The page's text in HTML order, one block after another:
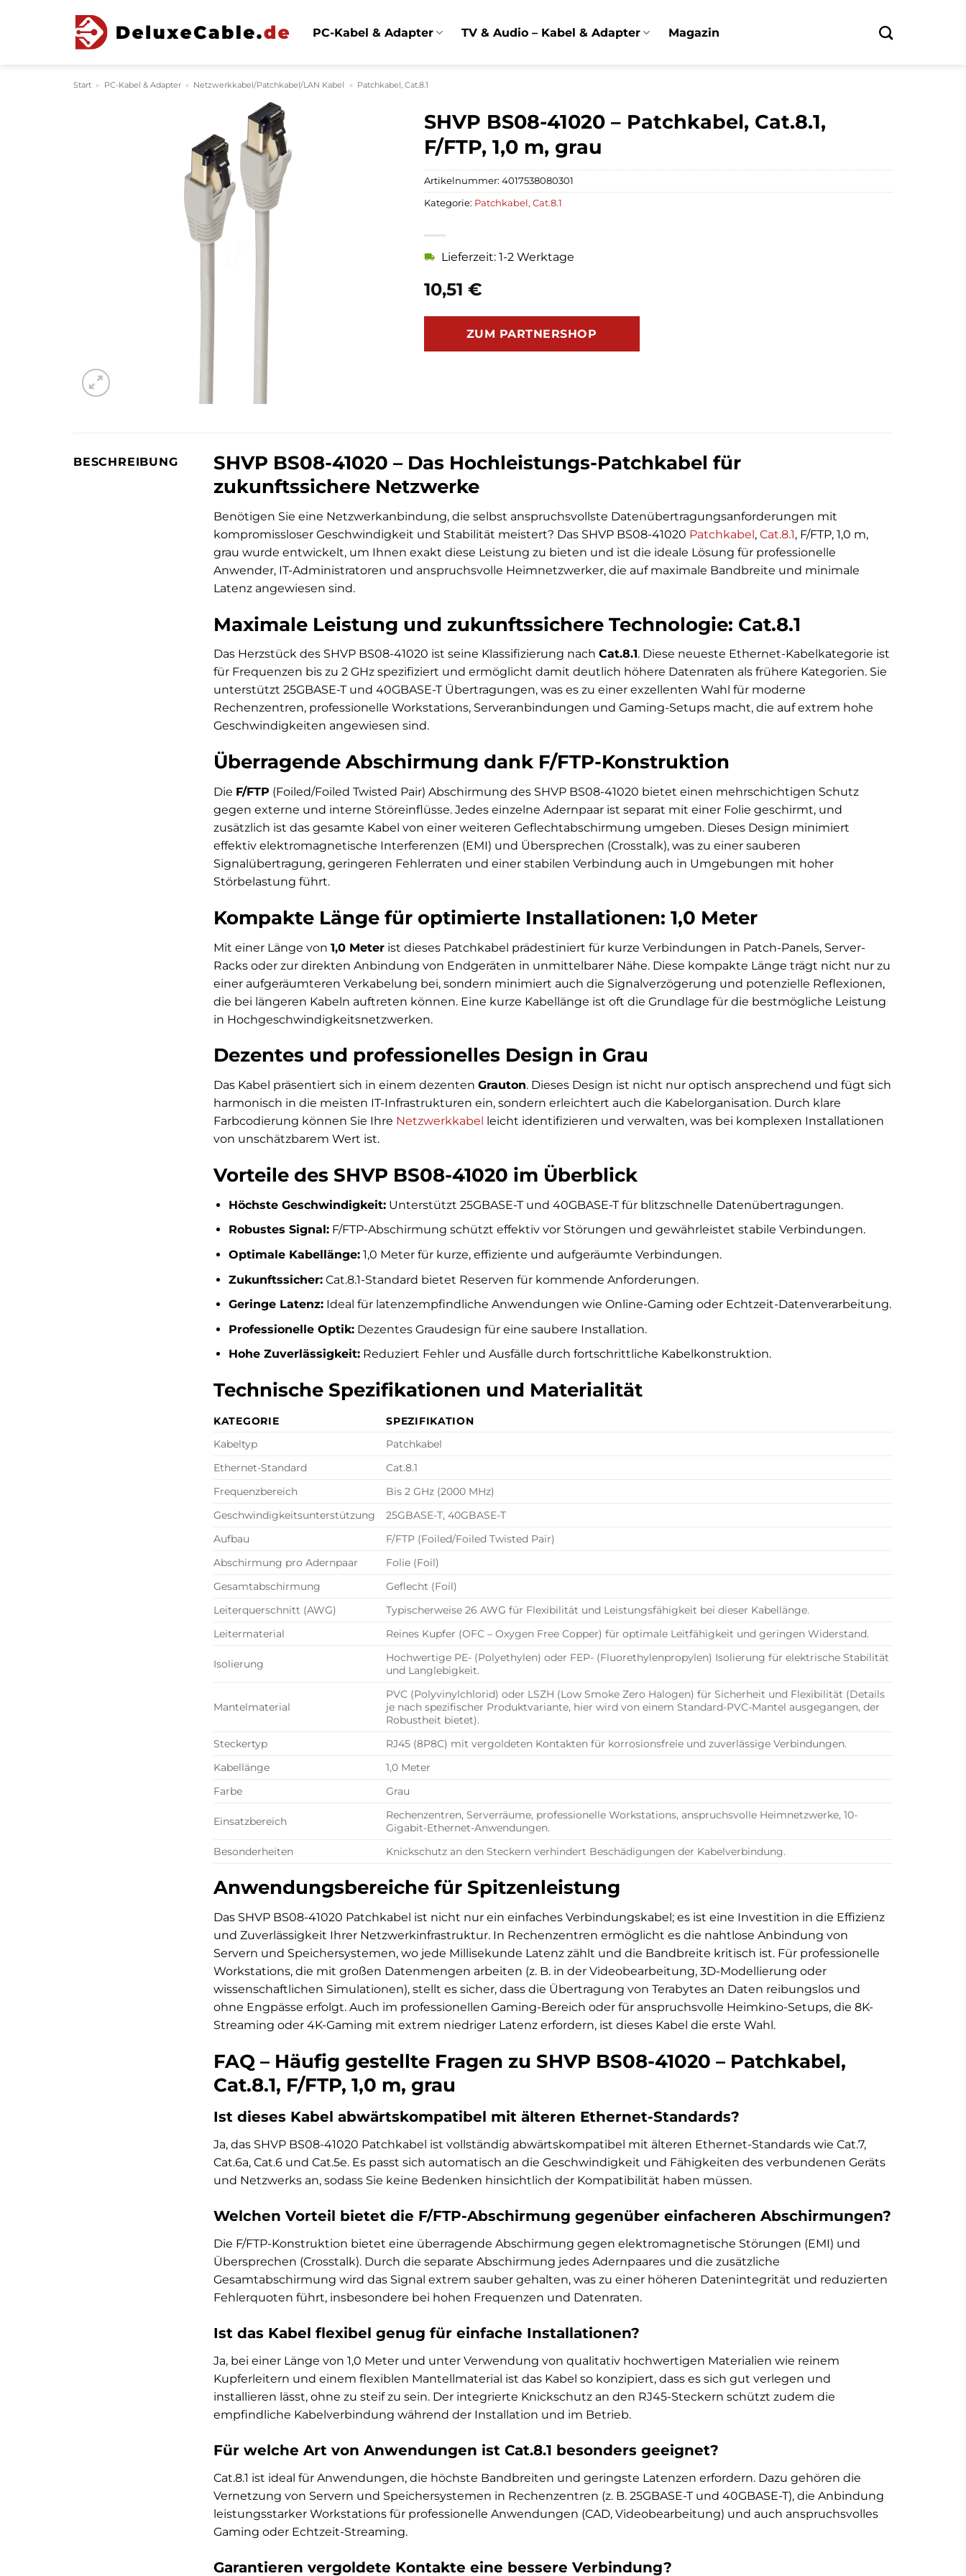
PC-Kabel & Adapter TV & Audio – Kabel & Adapter Magazin
Start » PC-Kabel & Adapter » Netzwerkkabel/Patchkabel/LAN Kabel » Patchkabel, Cat.8.1
SHVP BS08-41020 – Patchkabel, Cat.8.1,
F/FTP, 1,0 m, grau
10,51 €
Lieferzeit: 1-2 Werktage
ZUM PARTNERSHOP
Artikelnummer: 4017538080301
Kategorie: Patchkabel, Cat.8.1
BESCHREIBUNG
SHVP BS08-41020 – Das Hochleistungs-Patchkabel für
zukunftssichere Netzwerke
Benötigen Sie eine Netzwerkanbindung, die selbst anspruchsvollste Datenübertragungsanforderungen mit
kompromissloser Geschwindigkeit und Stabilität meistert? Das SHVP BS08-41020 Patchkabel, Cat.8.1, F/FTP, 1,0 m,
grau wurde entwickelt, um Ihnen exakt diese Leistung zu bieten und ist die ideale Lösung für professionelle
Anwender, IT-Administratoren und anspruchsvolle Heimnetzwerker, die auf maximale Bandbreite und minimale
Latenz angewiesen sind.
Maximale Leistung und zukunftssichere Technologie: Cat.8.1
Das Herzstück des SHVP BS08-41020 ist seine Klassifizierung nach Cat.8.1. Diese neueste Ethernet-Kabelkategorie ist
für Frequenzen bis zu 2 GHz spezifiziert und ermöglicht damit deutlich höhere Datenraten als frühere Kategorien. Sie
unterstützt 25GBASE-T und 40GBASE-T Übertragungen, was es zu einer exzellenten Wahl für moderne
Rechenzentren, professionelle Workstations, Serveranbindungen und Gaming-Setups macht, die auf extrem hohe
Geschwindigkeiten angewiesen sind.
Überragende Abschirmung dank F/FTP-Konstruktion
Die F/FTP (Foiled/Foiled Twisted Pair) Abschirmung des SHVP BS08-41020 bietet einen mehrschichtigen Schutz
gegen externe und interne Störeinflüsse. Jedes einzelne Adernpaar ist separat mit einer Folie geschirmt, und
zusätzlich ist das gesamte Kabel von einer weiteren Geflechtabschirmung umgeben. Dieses Design minimiert
effektiv elektromagnetische Interferenzen (EMI) und Übersprechen (Crosstalk), was zu einer sauberen
Signalübertragung, geringeren Fehlerraten und einer stabilen Verbindung auch in Umgebungen mit hoher
Störbelastung führt.
Kompakte Länge für optimierte Installationen: 1,0 Meter
Mit einer Länge von 1,0 Meter ist dieses Patchkabel prädestiniert für kurze Verbindungen in Patch-Panels, Server-
Racks oder zur direkten Anbindung von Endgeräten in unmittelbarer Nähe. Diese kompakte Länge trägt nicht nur zu
einer aufgeräumteren Verkabelung bei, sondern minimiert auch die Signalverzögerung und potenzielle Reflexionen,
die bei längeren Kabeln auftreten können. Eine kurze Kabellänge ist oft die Grundlage für die bestmögliche Leistung
in Hochgeschwindigkeitsnetzwerken.
Dezentes und professionelles Design in Grau
Das Kabel präsentiert sich in einem dezenten Grauton. Dieses Design ist nicht nur optisch ansprechend und fügt sich
harmonisch in die meisten IT-Infrastrukturen ein, sondern erleichtert auch die Kabelorganisation. Durch klare
Farbcodierung können Sie Ihre Netzwerkkabel
leicht identifizieren und verwalten, was bei komplexen Installationen
von unschätzbarem Wert ist.
Vorteile des SHVP BS08-41020 im Überblick
Höchste Geschwindigkeit:Unterstützt 25GBASE-T und 40GBASE-T für blitzschnelle Datenübertragungen.
Robustes Signal:F/FTP-Abschirmung schützt effektiv vor Störungen und gewährleistet stabile Verbindungen.
Optimale Kabellänge:1,0 Meter für kurze, effiziente und aufgeräumte Verbindungen.
Zukunftssicher:Cat.8.1-Standard bietet Reserven für kommende Anforderungen.
Geringe Latenz:Ideal für latenzempfindliche Anwendungen wie Online-Gaming oder Echtzeit-Datenverarbeitung.
Professionelle Optik:Dezentes Graudesign für eine saubere Installation.
Hohe Zuverlässigkeit:Reduziert Fehler und Ausfälle durch fortschrittliche Kabelkonstruktion.
Technische Spezifikationen und Materialität
KATEGORIE
SPEZIFIKATION
Kabeltyp
Patchkabel
Ethernet-Standard
Cat.8.1
Frequenzbereich
Bis 2 GHz (2000 MHz)
Geschwindigkeitsunterstützung
25GBASE-T, 40GBASE-T
Aufbau
F/FTP (Foiled/Foiled Twisted Pair)
Abschirmung pro Adernpaar
Folie (Foil)
Gesamtabschirmung
Geflecht (Foil)
Leiterquerschnitt (AWG)
Typischerweise 26 AWG für Flexibilität und Leistungsfähigkeit bei dieser Kabellänge.
Leitermaterial
Reines Kupfer (OFC – Oxygen Free Copper) für optimale Leitfähigkeit und geringen Widerstand.
Isolierung
Hochwertige PE- (Polyethylen) oder FEP- (Fluorethylenpropylen) Isolierung für elektrische Stabilität
und Langlebigkeit.
Mantelmaterial
PVC (Polyvinylchlorid) oder LSZH (Low Smoke Zero Halogen) für Sicherheit und Flexibilität (Details
je nach spezifischer Produktvariante, hier wird von einem Standard-PVC-Mantel ausgegangen, der
Robustheit bietet).
Steckertyp
RJ45 (8P8C) mit vergoldeten Kontakten für korrosionsfreie und zuverlässige Verbindungen.
Kabellänge
1,0 Meter
Farbe
Grau
Einsatzbereich
Rechenzentren, Serverräume, professionelle Workstations, anspruchsvolle Heimnetzwerke, 10-
Gigabit-Ethernet-Anwendungen.
Besonderheiten
Knickschutz an den Steckern verhindert Beschädigungen der Kabelverbindung.
Anwendungsbereiche für Spitzenleistung
Das SHVP BS08-41020 Patchkabel ist nicht nur ein einfaches Verbindungskabel; es ist eine Investition in die Effizienz
und Zuverlässigkeit Ihrer Netzwerkinfrastruktur. In Rechenzentren ermöglicht es die nahtlose Anbindung von
Servern und Speichersystemen, wo jede Millisekunde Latenz zählt und die Bandbreite kritisch ist. Für professionelle
Workstations, die mit großen Datenmengen arbeiten (z. B. in der Videobearbeitung, 3D-Modellierung oder
wissenschaftlichen Simulationen), stellt es sicher, dass die Übertragung von Terabytes an Daten reibungslos und
ohne Engpässe erfolgt. Auch im professionellen Gaming-Bereich oder für anspruchsvolle Heimkino-Setups, die 8K-
Streaming oder 4K-Gaming mit extrem niedriger Latenz erfordern, ist dieses Kabel die erste Wahl.
FAQ – Häufig gestellte Fragen zu SHVP BS08-41020 – Patchkabel,
Cat.8.1, F/FTP, 1,0 m, grau
Ist dieses Kabel abwärtskompatibel mit älteren Ethernet-Standards?
Ja, das SHVP BS08-41020 Patchkabel ist vollständig abwärtskompatibel mit älteren Ethernet-Standards wie Cat.7,
Cat.6a, Cat.6 und Cat.5e. Es passt sich automatisch an die Geschwindigkeit und Fähigkeiten des verbundenen Geräts
und Netzwerks an, sodass Sie keine Bedenken hinsichtlich der Kompatibilität haben müssen.
Welchen Vorteil bietet die F/FTP-Abschirmung gegenüber einfacheren Abschirmungen?
Die F/FTP-Konstruktion bietet eine überragende Abschirmung gegen elektromagnetische Störungen (EMI) und
Übersprechen (Crosstalk). Durch die separate Abschirmung jedes Adernpaares und die zusätzliche
Gesamtabschirmung wird das Signal extrem sauber gehalten, was zu einer höheren Datenintegrität und reduzierten
Fehlerquoten führt, insbesondere bei hohen Frequenzen und Datenraten.
Ist das Kabel flexibel genug für einfache Installationen?
Ja, bei einer Länge von 1,0 Meter und unter Verwendung von qualitativ hochwertigen Materialien wie reinem
Kupferleitern und einem flexiblen Mantellmaterial ist das Kabel so konzipiert, dass es sich gut verlegen und
installieren lässt, ohne zu steif zu sein. Der integrierte Knickschutz an den RJ45-Steckern schützt zudem die
empfindliche Kabelverbindung während der Installation und im Betrieb.
Für welche Art von Anwendungen ist Cat.8.1 besonders geeignet?
Cat.8.1 ist ideal für Anwendungen, die höchste Bandbreiten und geringste Latenzen erfordern. Dazu gehören die
Vernetzung von Servern und Speichersystemen in Rechenzentren (z. B. 25GBASE-T und 40GBASE-T), die Anbindung
leistungsstarker Workstations für professionelle Anwendungen (CAD, Videobearbeitung) und auch anspruchsvolles
Gaming oder Echtzeit-Streaming.
Garantieren vergoldete Kontakte eine bessere Verbindung?